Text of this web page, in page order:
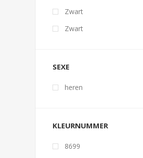
Zwart
Zwart
SEXE
heren
KLEURNUMMER
8699